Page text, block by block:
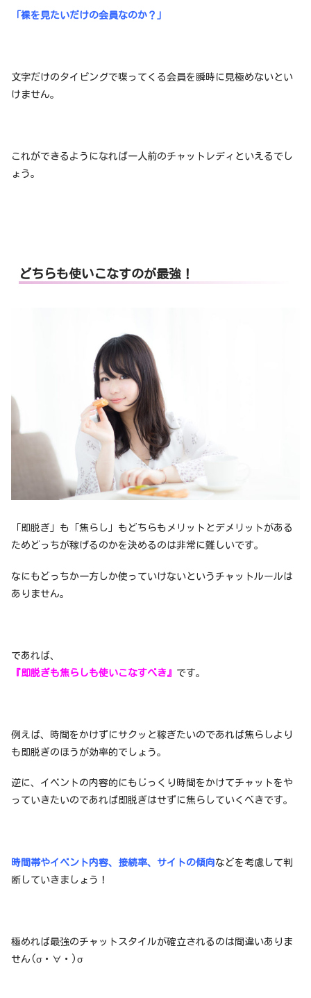
「裸を見たいだけの会員なのか？」
文字だけのタイピングで喋ってくる会員を瞬時に見極めないとい
けません。
これができるようになれば一人前のチャットレディといえるでし
ょう。
どちらも使いこなすのが最強！
「即脱ぎ」も「焦らし」もどちらもメリットとデメリットがある
ためどっちが稼げるのかを決めるのは非常に難しいです。
なにもどっちか一方しか使っていけないというチャットルールは
ありません。
であれば、
『即脱ぎも焦らしも使いこなすべき』 です。
例えば、時間をかけずにサクッと稼ぎたいのであれば焦らしより
も即脱ぎのほうが効率的でしょう。
逆に、イベントの内容的にもじっくり時間をかけてチャットをや
っていきたいのであれば即脱ぎはせずに焦らしていくべきです。
時間帯やイベント内容、接続率、サイトの傾向などを考慮して判
断していきましょう！
極めれば最強のチャットスタイルが確立されるのは間違いありま
せん(σ・∀・)σ